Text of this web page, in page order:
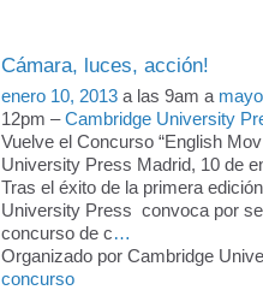
Cámara, luces, acción!
enero 10, 2013 a las 9am a
12pm –Cambridge University
Vuelve el Concurso “English
University Press Madrid, 10 de
Tras el éxito de la primera
University Press convoca por
concurso de c…
Organizado por Cambridge
concurso